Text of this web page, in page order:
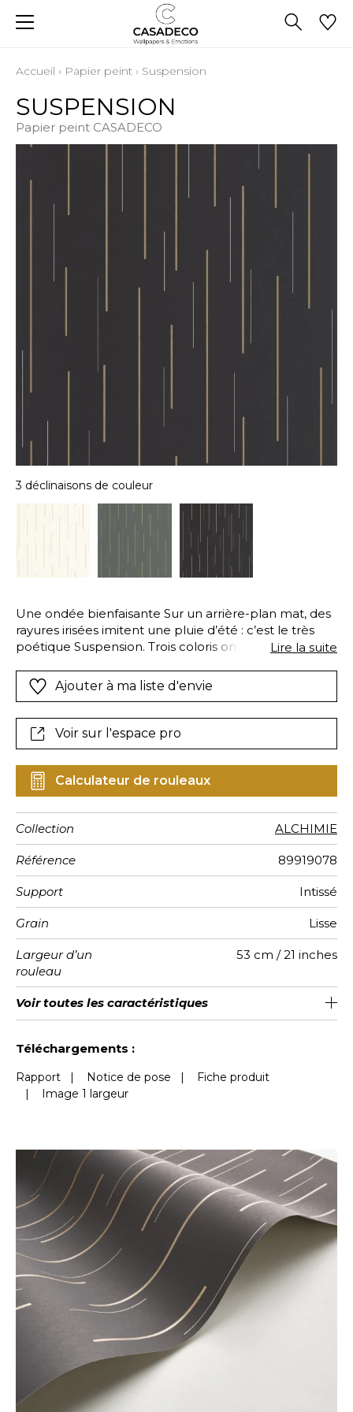
Accueil › Papier peint › Suspension
SUSPENSION
Papier peint CASADECO
3 déclinaisons de couleur
Une ondée bienfaisante Sur un arrière-plan mat, des
rayures irisées imitent une pluie d’été : c’est le très
poétique Suspension. Trois coloris ont été
Lire la suite
Ajouter à ma liste d'envie
Voir sur l'espace pro
Calculateur de rouleaux
Collection ALCHIMIE
Référence 89919078
Support Intissé
Grain Lisse
Largeur d’un
rouleau
53 cm / 21 inches
Longueur
Vendu au rouleau de 10.05m / 11
yards
Raccord Raccord libre
Rapport
Vertical
64cm / 25 pouces
Poids g/m² 130
Entretien Lavable
Pose colle Colle sur le papier
Dépose Arrachage à sec
Norme COV A+
Norme
euroclass
B-s1, d0
Voir toutes les caractéristiques
Téléchargements :
Rapport | Notice de pose |
Fiche produit
| Image 1 largeur